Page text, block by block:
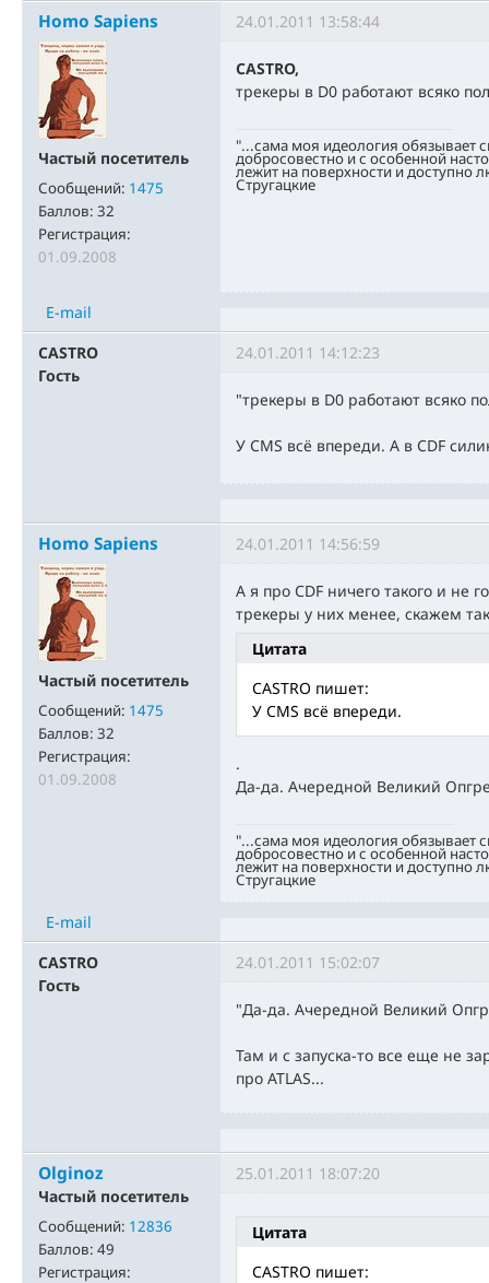
Homo Sapiens
Частый посетитель
Сообщений: 1475
Баллов: 32
Регистрация:
01.09.2008
24.01.2011 13:58:44
CASTRO,
трекеры в D0 работают всяко
"...сама моя идеология обязывает
добросовестно и с особенной
лежит на поверхности и доступно
Стругацкие
E-mail
CASTRO
Гость
24.01.2011 14:12:23
"трекеры в D0 работают всяко
У CMS всё впереди. А в CDF
Homo Sapiens
Частый посетитель
Сообщений: 1475
Баллов: 32
Регистрация:
01.09.2008
24.01.2011 14:56:59
А я про CDF ничего такого и не
трекеры у них менее, скажем
Цитата
CASTRO пишет:
У CMS всё впереди.
.
Да-да. Ачередной Великий
"...сама моя идеология обязывает
добросовестно и с особенной
лежит на поверхности и доступно
Стругацкие
E-mail
CASTRO
Гость
24.01.2011 15:02:07
"Да-да. Ачередной Великий
Там и с запуска-то все еще не
про ATLAS...
Olginoz
Частый посетитель
Сообщений: 12836
Баллов: 49
Регистрация:
25.01.2011 18:07:20
Цитата
CASTRO пишет: